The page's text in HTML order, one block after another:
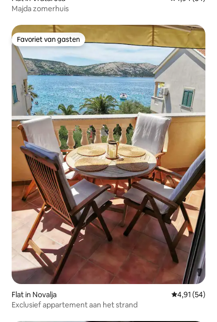
Majda zomerhuis
Favoriet van gasten
Favoriet van gasten
Flat in Novalja Gemiddelde
4,91 (54)
Exclusief appartement aan het strand